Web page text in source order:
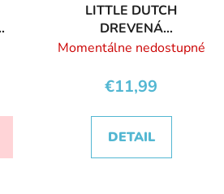
LITTLE DUTCH
DREVENÁ
VKLADAČKA FAIRY
Momentálne nedostupné
€11,99
DETAIL